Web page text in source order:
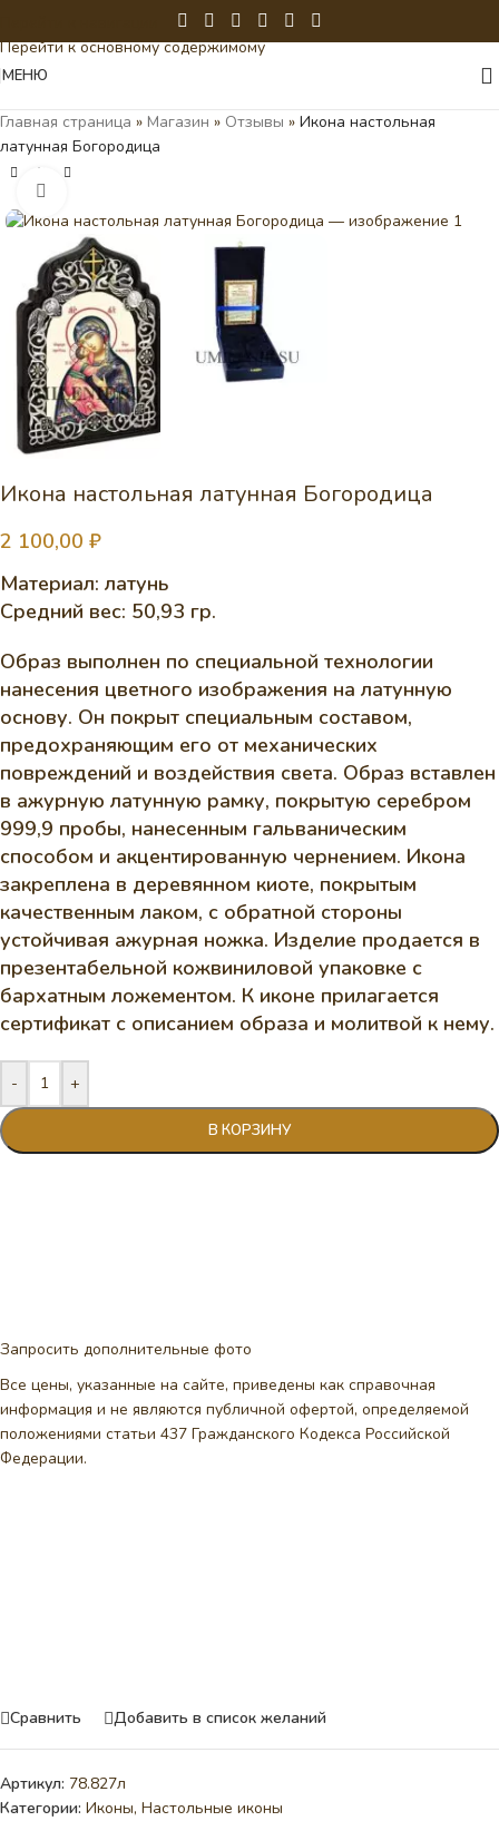
Перейти к основному содержимому
МЕНЮ
Главная страница » Магазин » Отзывы » Икона настольная
латунная Богородица
Икона настольная латунная Богородица
2 100,00 ₽
Материал: латунь
Средний вес: 50,93 гр.
Образ выполнен по специальной технологии
нанесения цветного изображения на латунную
основу. Он покрыт специальным составом,
предохраняющим его от механических
повреждений и воздействия света. Образ вставлен
в ажурную латунную рамку, покрытую серебром
999,9 пробы, нанесенным гальваническим
способом и акцентированную чернением. Икона
закреплена в деревянном киоте, покрытым
качественным лаком, с обратной стороны
устойчивая ажурная ножка. Изделие продается в
презентабельной кожвиниловой упаковке с
бархатным ложементом. К иконе прилагается
сертификат с описанием образа и молитвой к нему.
- +
В КОРЗИНУ
Запросить дополнительные фото
Все цены, указанные на сайте, приведены как справочная
информация и не являются публичной офертой, определяемой
положениями статьи 437 Гражданского Кодекса Российской
Федерации.
Сравнить Добавить в список желаний
Артикул: 78.827л
Категории: Иконы, Настольные иконы